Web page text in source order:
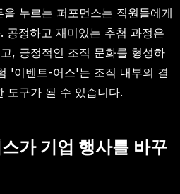
누르는 퍼포먼스는 직원들에게
공정하고 재미있는 추첨 과정은
, 긍정적인 조직 문화를 형성하
'이벤트-어스'는 조직 내부의 결
도구가 될 수 있습니다.
가 기업 행사를 바꾸